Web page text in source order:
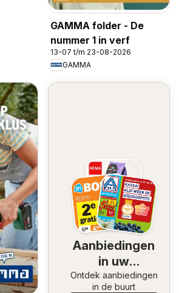
GAMMA folder - De
nummer 1 in verf
13-07 t/m 23-08-2026
GAMMA
Aanbiedingen
in uw
omgeving
Ontdek aanbiedingen
in de buurt